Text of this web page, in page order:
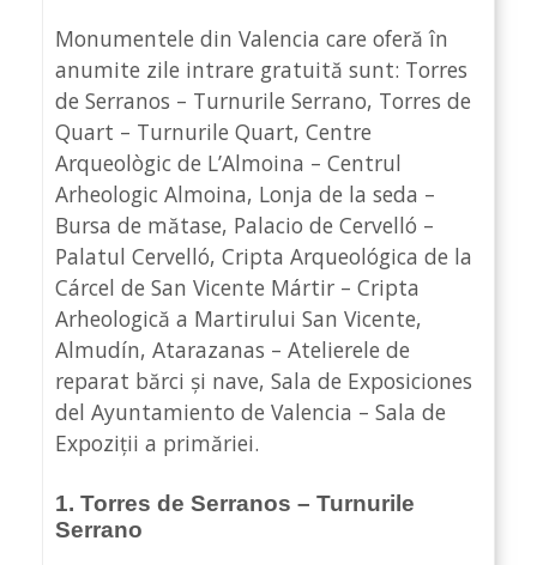
Monumentele din Valencia care oferă în
anumite zile intrare gratuită sunt: Torres
de Serranos – Turnurile Serrano, Torres de
Quart – Turnurile Quart, Centre
Arqueològic de L’Almoina – Centrul
Arheologic Almoina, Lonja de la seda –
Bursa de mătase, Palacio de Cervelló –
Palatul Cervelló, Cripta Arqueológica de la
Cárcel de San Vicente Mártir – Cripta
Arheologică a Martirului San Vicente,
Almudín, Atarazanas – Atelierele de
reparat bărci și nave, Sala de Exposiciones
del Ayuntamiento de Valencia – Sala de
Expoziții a primăriei.
1. Torres de Serranos – Turnurile
Serrano